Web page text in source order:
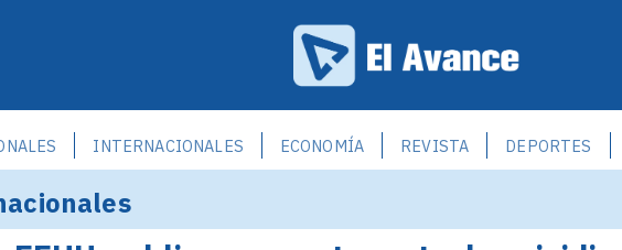
INTERNACIONALES ECONOMÍA REVISTA DEPORTES